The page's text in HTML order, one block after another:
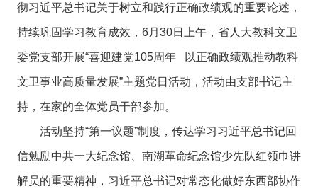
彻习近平总书记关于树立和践行正确政绩观的重要论述，
持续巩固学习教育成效，6月30日上午，省人大教科文卫
委党支部开展“喜迎建党105周年 以正确政绩观推动教科
文卫事业高质量发展”主题党日活动，活动由支部书记主
持，在家的全体党员干部参加。
活动坚持“第一议题”制度，传达学习习近平总书记回
信勉励中共一大纪念馆、南湖革命纪念馆少先队红领巾讲
解员的重要精神，习近平总书记对常态化做好东西部协作